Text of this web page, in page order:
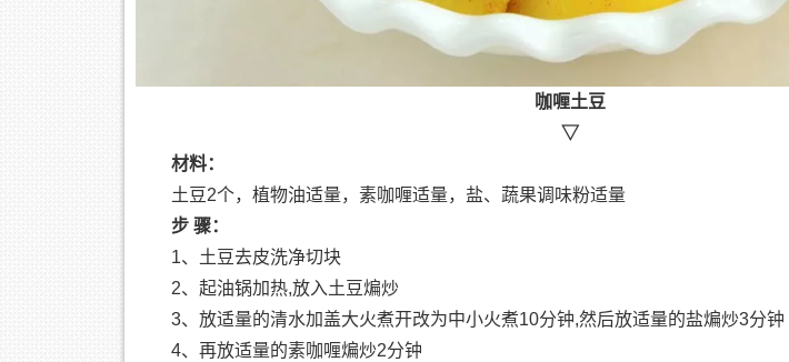
咖喱土豆
▽
材料：
土豆2个，植物油适量，素咖喱适量，盐、蔬果调味粉适量
步 骤：
1、土豆去皮洗净切块
2、起油锅加热,放入土豆煸炒
3、放适量的清水加盖大火煮开改为中小火煮10分钟,然后放适量的盐煸炒3分钟
4、再放适量的素咖喱煸炒2分钟